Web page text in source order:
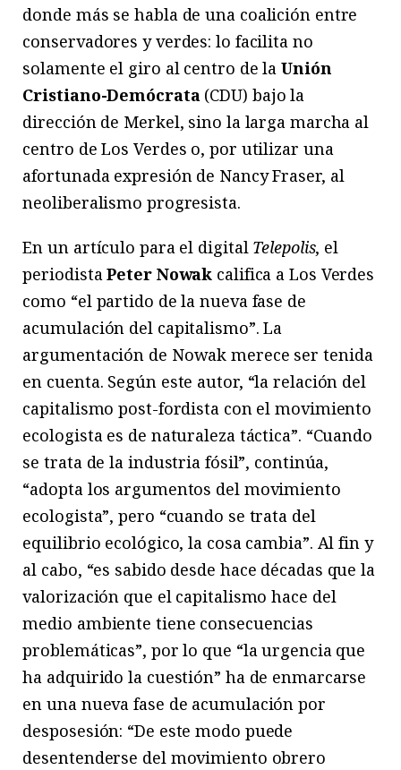
donde más se habla de una coalición entre
conservadores y verdes: lo facilita no
solamente el giro al centro de laUnión
Cristiano-Demócrata(CDU) bajo la
dirección de Merkel, sino la larga marcha al
centro de Los Verdes o, por utilizar una
afortunada expresión de Nancy Fraser, al
neoliberalismo progresista.
En un artículo para el digital Telepolis, el
periodistaPeter Nowak califica a Los Verdes
como “el partido de la nueva fase de
acumulación del capitalismo”. La
argumentación de Nowak merece ser tenida
en cuenta. Según este autor, “la relación del
capitalismo post-fordista con el movimiento
ecologista es de naturaleza táctica”. “Cuando
se trata de la industria fósil”, continúa,
“adopta los argumentos del movimiento
ecologista”, pero “cuando se trata del
equilibrio ecológico, la cosa cambia”. Al fin y
al cabo, “es sabido desde hace décadas que la
valorización que el capitalismo hace del
medio ambiente tiene consecuencias
problemáticas”, por lo que “la urgencia que
ha adquirido la cuestión” ha de enmarcarse
en una nueva fase de acumulación por
desposesión: “De este modo puede
desentenderse del movimiento obrero